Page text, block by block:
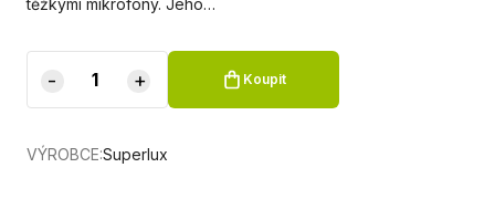
těžkými mikrofony. Jeho…
- + Koupit
VÝROBCE:Superlux